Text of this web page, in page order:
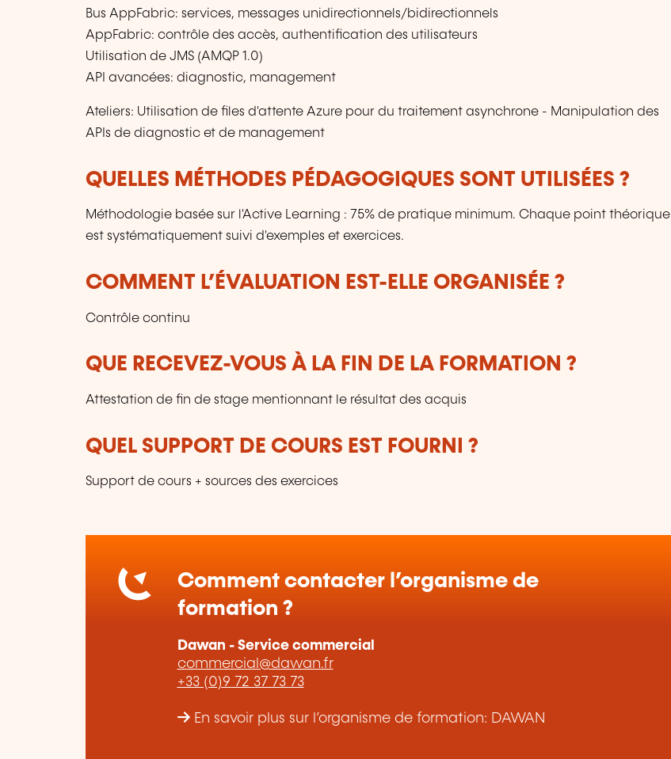
Bus AppFabric: services, messages unidirectionnels/bidirectionnels
AppFabric: contrôle des accès, authentification des utilisateurs
Utilisation de JMS (AMQP 1.0)
API avancées: diagnostic, management
Ateliers: Utilisation de files d'attente Azure pour du traitement asynchrone - Manipulation des
APIs de diagnostic et de management
QUELLES MÉTHODES PÉDAGOGIQUES SONT UTILISÉES ?
Méthodologie basée sur l'Active Learning : 75% de pratique minimum. Chaque point théorique
est systématiquement suivi d'exemples et exercices.
COMMENT L’ÉVALUATION EST-ELLE ORGANISÉE ?
Contrôle continu
QUE RECEVEZ-VOUS À LA FIN DE LA FORMATION ?
Attestation de fin de stage mentionnant le résultat des acquis
QUEL SUPPORT DE COURS EST FOURNI ?
Support de cours + sources des exercices
Comment contacter l’organisme de
formation ?
Dawan - Service commercial
commercial@dawan.fr
+33 (0)9 72 37 73 73
En savoir plus sur l’organisme de formation: DAWAN